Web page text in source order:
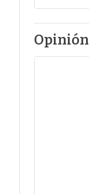
Opinión